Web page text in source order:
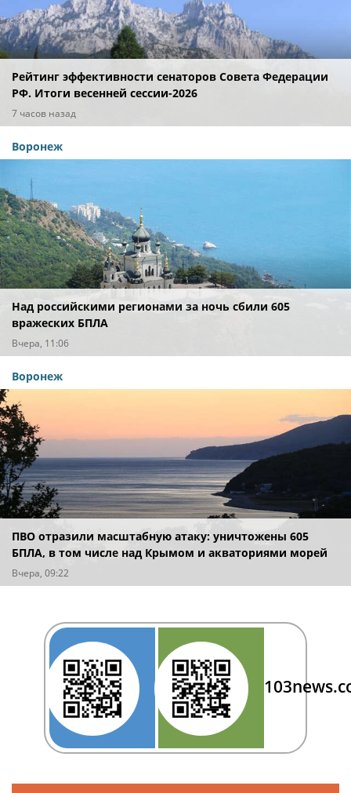
Рейтинг эффективности сенаторов Совета Федерации
РФ. Итоги весенней сессии-2026
7 часов назад
Воронеж
Над российскими регионами за ночь сбили 605
вражеских БПЛА
Вчера, 11:06
Воронеж
ПВО отразили масштабную атаку: уничтожены 605
БПЛА, в том числе над Крымом и акваториями морей
Вчера, 09:22